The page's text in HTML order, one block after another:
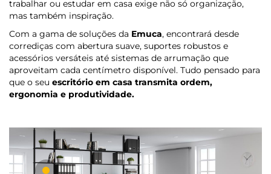
trabalhar ou estudar em casa exige não só organização,
mas também inspiração.
Com a gama de soluções da Emuca, encontrará desde
corrediças com abertura suave, suportes robustos e
acessórios versáteis até sistemas de arrumação que
aproveitam cada centímetro disponível. Tudo pensado para
que o seu escritório em casa transmita ordem,
ergonomia e produtividade.